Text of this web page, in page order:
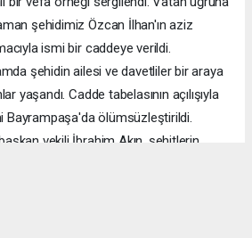
şehidimiz Özcan İlhan'ın aziz
ismi bir caddeye verildi.
şehidin ailesi ve davetliler bir araya
yaşandı. Cadde tabelasının açılışıyla
Bayrampaşa'da ölümsüzleştirildi.
vekili İbrahim Akın, şehitlerin